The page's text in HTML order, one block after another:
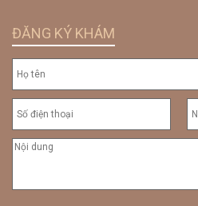
ĐĂNG KÝ KHÁM